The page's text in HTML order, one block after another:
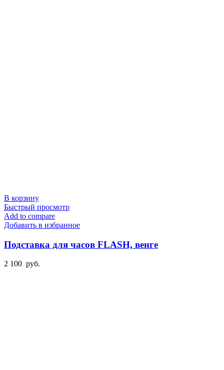
В корзину
Быстрый просмотр
Add to compare
Добавить в избранное
Подставка для часов FLASH, венге
2 100 руб.